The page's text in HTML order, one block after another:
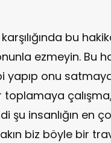
bu
ezmeyin. Bu
yapıp onu
şu insanlığın en
biz böyle bir